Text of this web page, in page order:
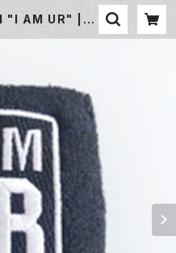
"I AM UR" | U